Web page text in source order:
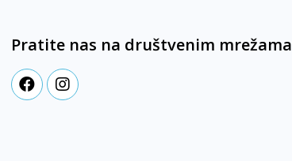
Pratite nas na društvenim mrežama